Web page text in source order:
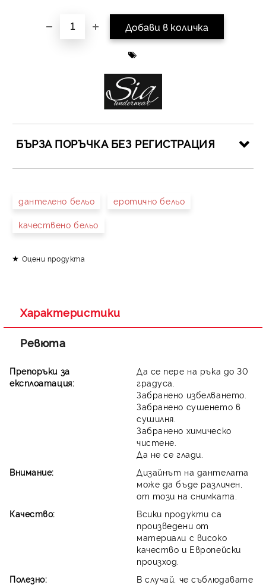
БЪРЗА ПОРЪЧКА БЕЗ РЕГИСТРАЦИЯ
дантелено бельо еротично бельо
качествено бельо
Оцени продукта
Характеристики
Ревюта
Препоръки за
експлоатация:
Да се пере на ръка до 30
градуса.
Забранено избелването.
Забранено сушенето в
сушилня.
Забранено химическо
чистене.
Да не се глади.
Внимание:
Дизайнът на дантелата
може да бъде различен,
от този на снимката.
Качество:
Всики продукти са
произведени от
материали с високо
качество и Европейски
произход.
Полезно:
В случай, че съблюдавате